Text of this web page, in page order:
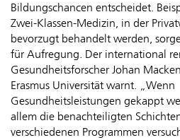
Bildungschancen entscheidet.
Zwei-Klassen-Medizin, in der
bevorzugt behandelt werden,
für Aufregung. Der international
Gesundheitsforscher Johan
Erasmus Universität warnt. „Wenn
Gesundheitsleistungen gekappt
allem die benachteiligten
verschiedenen Programmen